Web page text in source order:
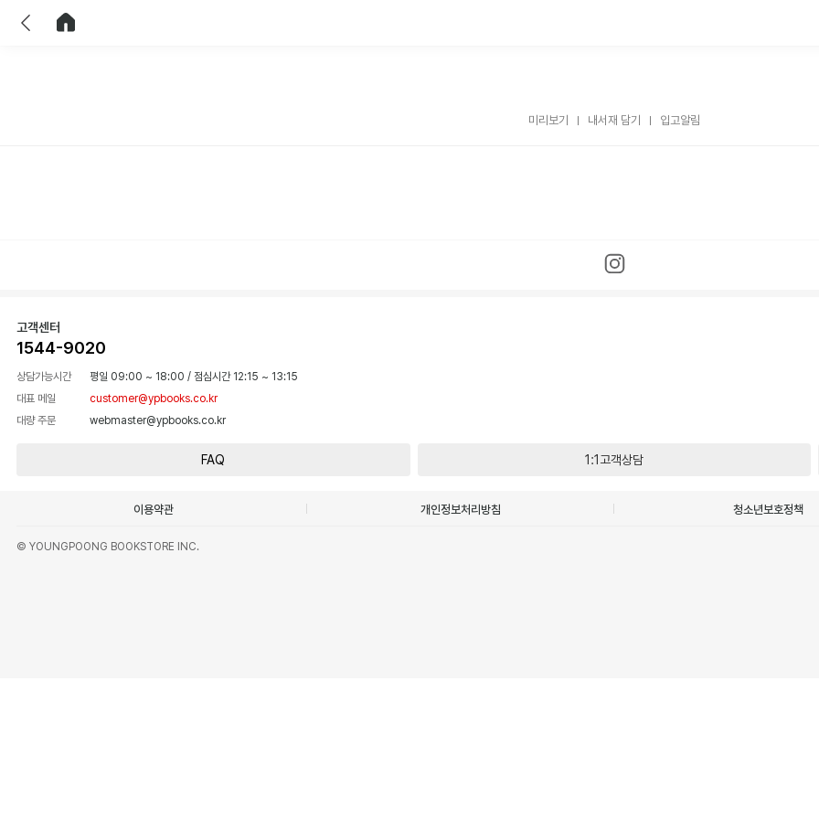
미리보기 내서재 담기 입고알림
고객센터
1544-9020
상담가능시간 평일 09:00 ~ 18:00 / 점심시간 12:15 ~ 13:15
대표 메일
customer@ypbooks.co.kr
대량 주문
webmaster@ypbooks.co.kr
FAQ 1:1고객상담
이용약관 개인정보처리방침 청소년보호정책
© YOUNGPOONG BOOKSTORE INC.